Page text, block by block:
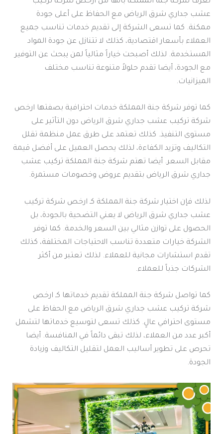
عشب جداري شرق الرياض مع الحفاظ على أعلى جودة
ممكنة. كما تسعى الشركة إلى تقديم خدمات تناسب جميع
العملاء بأسعار اقتصادية، كذلك لا تتنازل عن جودة المواد
المستخدمة. لذلك أصبحت خياراً مثالياً لمن يبحث عن التوفير
مع الجودة، أيضا تقدم حلولاً متنوعة تناسب مختلف
الميزانيات.
كما توفر شركة جنة المملكة خدمات احترافية بصفتها ارخص
شركة تركيب عشب جداري شرق الرياض دون التأثير على
مستوى التنفيذ. كذلك تعتمد على طرق عمل منظمة تقلل
التكاليف وتزيد الكفاءة، لذلك يحصل العميل على أفضل قيمة
مقابل السعر. أيضا تهتم شركة جنة المملكة تركيب عشب
جداري شرق الرياض بتقديم عروض وخصومات مستمرة.
لذلك فإن اختيار شركة جنة المملكة كـ ارخص شركة تركيب
عشب جداري شرق الرياض لا يعني التضحية بالجودة، بل
الحصول على توازن مثالي بين السعر والخدمة. كما توفر
الشركة خيارات متعددة تناسب الاحتياجات المختلفة، كذلك
تقدم استشارات مجانية للعملاء. لذلك تعتبر من أكثر
الشركات جذباً للعملاء.
كما تواصل شركة جنة المملكة تقديم خدماتها كـ ارخص
شركة تركيب عشب جداري شرق الرياض مع الحفاظ على
مستوى احترافي عالٍ. كذلك تسعى لتوسيع خدماتها لتشمل
أكبر عدد من العملاء، لذلك تبقى دائماً في المنافسة. أيضا
تحرص على تطوير أساليب العمل لتقليل التكاليف وزيادة
الجودة.